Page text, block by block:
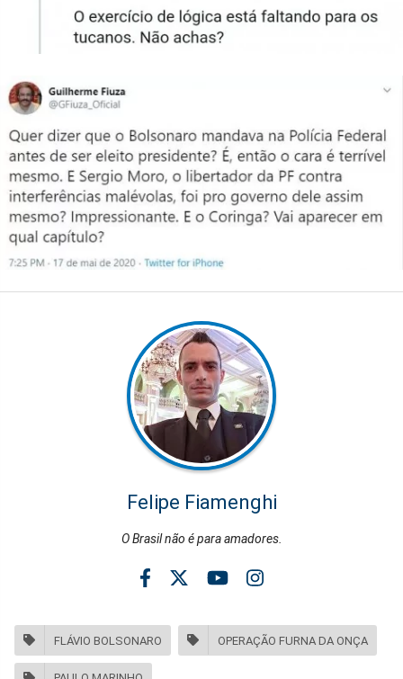
Felipe Fiamenghi
O Brasil não é para amadores.
FLÁVIO BOLSONARO OPERAÇÃO FURNA DA ONÇA